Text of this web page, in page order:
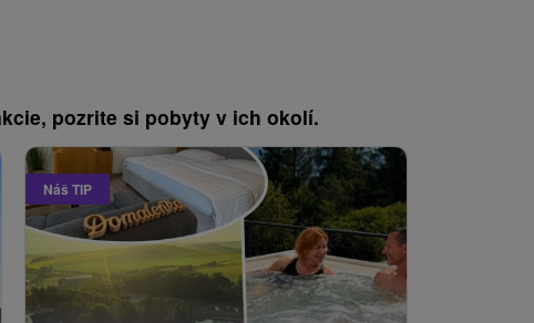
pozrite si pobyty v ich okolí.
Náš TIP